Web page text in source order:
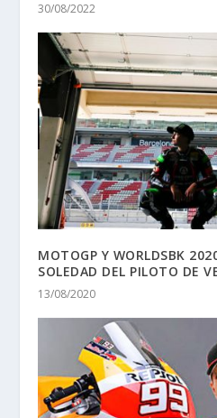
30/08/2022
MOTOGP Y WORLDSBK
SOLEDAD DEL PILOTO DE
13/08/2020